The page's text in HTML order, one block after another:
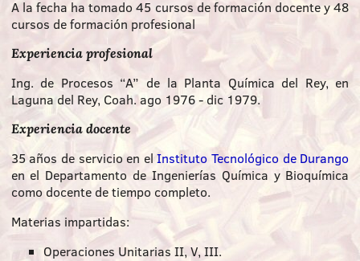
A la fecha ha tomado 45 cursos de formación docente y 48
cursos de formación profesional
Experiencia profesional
Ing. de Procesos “A” de la Planta Química del Rey, en
Laguna del Rey, Coah. ago 1976 - dic 1979.
Experiencia docente
35 años de servicio en elInstituto Tecnológico de Durango
en el Departamento de Ingenierías Química y Bioquímica
como docente de tiempo completo.
Materias impartidas:
Operaciones Unitarias II, V, III.